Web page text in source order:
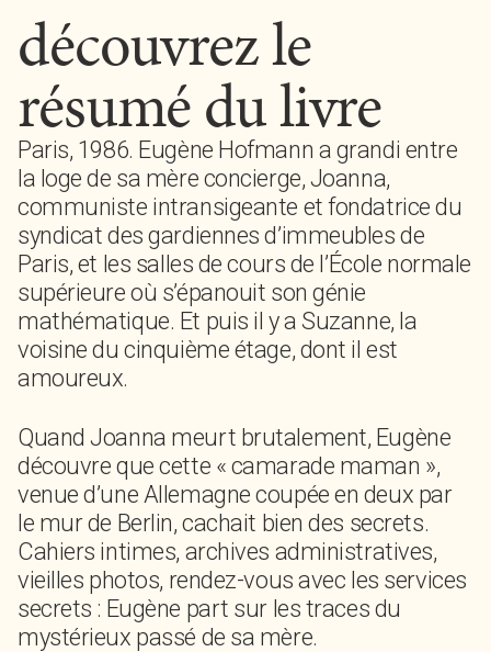
découvrez le
résumé du livre
Paris, 1986. Eugène Hofmann a grandi entre
la loge de sa mère concierge, Joanna,
communiste intransigeante et fondatrice du
syndicat des gardiennes d’immeubles de
Paris, et les salles de cours de l’École normale
supérieure où s’épanouit son génie
mathématique. Et puis il y a Suzanne, la
voisine du cinquième étage, dont il est
amoureux.
Quand Joanna meurt brutalement, Eugène
découvre que cette « camarade maman »,
venue d’une Allemagne coupée en deux par
le mur de Berlin, cachait bien des secrets.
Cahiers intimes, archives administratives,
vieilles photos, rendez-vous avec les services
secrets : Eugène part sur les traces du
mystérieux passé de sa mère.